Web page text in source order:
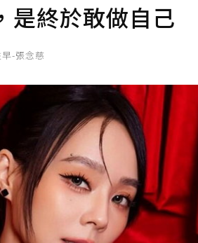
是終於敢做自己
-張念慈